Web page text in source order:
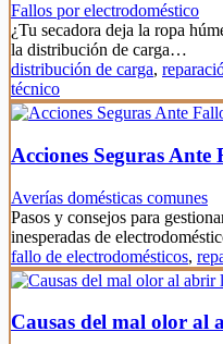
Fallos por electrodoméstico
¿Tu secadora deja la ropa
la distribución de carga…
distribución de carga,
técnico
Acciones Seguras Ante
Averías domésticas comunes
Pasos y consejos para
inesperadas de
fallo de electrodomésticos,
Causas del mal olor